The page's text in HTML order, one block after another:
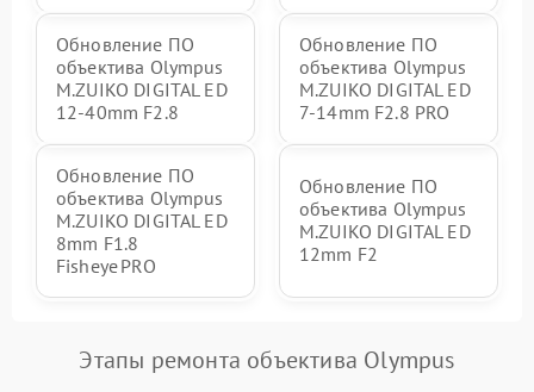
Обновление ПО
объектива Olympus
M.ZUIKO DIGITAL ED
12-40mm F2.8
Обновление ПО
объектива Olympus
M.ZUIKO DIGITAL ED
7-14mm F2.8 PRO
Обновление ПО
объектива Olympus
M.ZUIKO DIGITAL ED
8mm F1.8
Fisheye PRO
Обновление ПО
объектива Olympus
M.ZUIKO DIGITAL ED
12mm F2
Этапы ремонта объектива Olympus